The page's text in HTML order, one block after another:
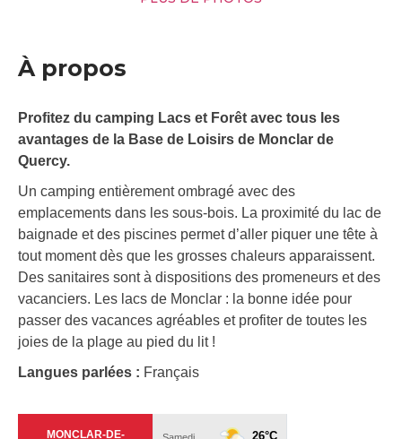
À propos
Profitez du camping Lacs et Forêt avec tous les
avantages de la Base de Loisirs de Monclar de
Quercy.
Un camping entièrement ombragé avec des
emplacements dans les sous-bois. La proximité du lac de
baignade et des piscines permet d’aller piquer une tête à
tout moment dès que les grosses chaleurs apparaissent.
Des sanitaires sont à dispositions des promeneurs et des
vacanciers. Les lacs de Monclar : la bonne idée pour
passer des vacances agréables et profiter de toutes les
joies de la plage au pied du lit !
Langues parlées : Français